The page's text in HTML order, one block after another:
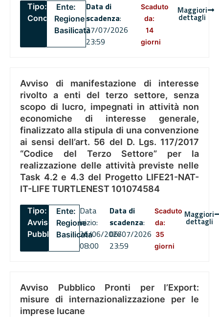
Tipo:
Concorsi
Ente:
Regione
Basilicata
Data di
scadenza:
27/07/2026
23:59
Scaduto
da:
14
giorni
Maggiori
dettagli
Avviso di manifestazione di interesse
rivolto a enti del terzo settore, senza
scopo di lucro, impegnati in attività non
economiche di interesse generale,
finalizzato alla stipula di una convenzione
ai sensi dell’art. 56 del D. Lgs. 117/2017
“Codice del Terzo Settore” per la
realizzazione delle attività previste nelle
Task 4.2 e 4.3 del Progetto LIFE21-NAT-
IT-LIFE TURTLENEST 101074584
Tipo:
Avviso
Pubblico
Ente:
Regione
Basilicata
Data
inizio:
26/06/2026
08:00
Data di
scadenza:
06/07/2026
23:59
Scaduto
da:
35
giorni
Maggiori
dettagli
Avviso Pubblico Pronti per l’Export:
misure di internazionalizzazione per le
imprese lucane